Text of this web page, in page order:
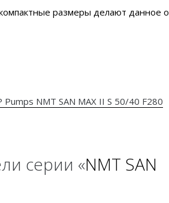
размеры делают
Pumps NMT SAN MAX II S 50/40 F280
серии «NMT SAN